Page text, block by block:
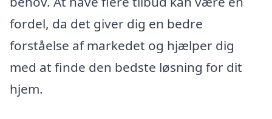
fordel, da det giver dig en bedre
forståelse af markedet og hjælper dig
med at finde den bedste løsning for dit
hjem.